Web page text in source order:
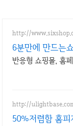
http://
6분만에 만드는
반응형 쇼핑몰, 홈
http://
50%저렴함 홈피